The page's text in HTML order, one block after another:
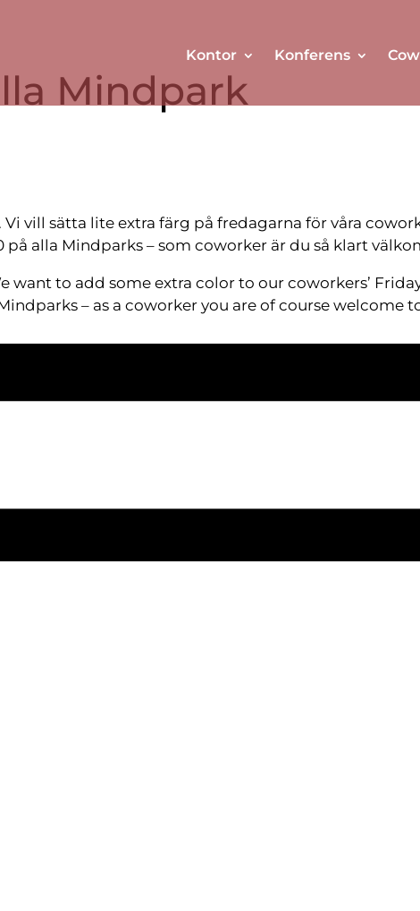
Kontor Konferens
Mindpark
vill sätta lite extra färg på fredagarna för våra
alla Mindparks – som coworker är du så klart
want to add some extra color to our coworkers’
– as a coworker you are of course welcome